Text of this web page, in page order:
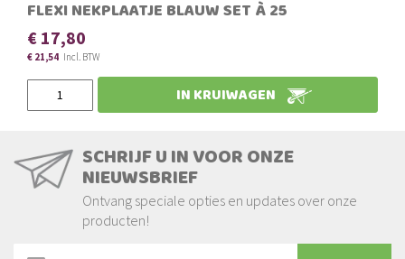
FLEXI NEKPLAATJE BLAUW SET À 25
€ 21,54
€ 17,80
IN KRUIWAGEN
SCHRIJF U IN VOOR ONZE
NIEUWSBRIEF
Ontvang speciale opties en updates over onze
producten!
Abonneer